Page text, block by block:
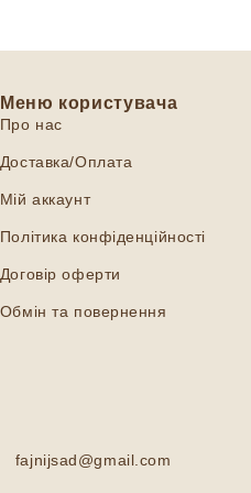
Меню користувача
Про нас
Доставка/Оплата
Мій аккаунт
Політика конфіденційності
Договір оферти
Обмін та повернення
fajnijsad@gmail.com